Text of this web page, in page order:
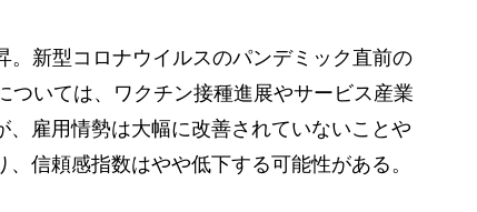
新型コロナウイルスのパンデミック直前の
ついては、ワクチン接種進展やサービス産業
雇用情勢は大幅に改善されていないことや
信頼感指数はやや低下する可能性がある。